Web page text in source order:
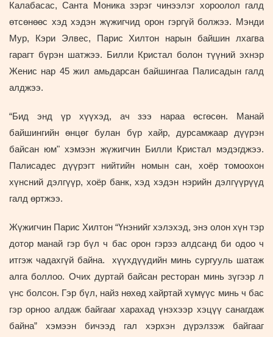
Калабасас, Санта Моника зэрэг чинээлэг хороолол галд
өтсөнөөс хэд хэдэн жүжигчид орон гэргүй болжээ. Мэнди
Мур, Кэри Элвес, Парис Хилтон нарын байшин лхагва
гарагт бүрэн шатжээ. Билли Кристал болон түүний эхнэр
Женис нар 45 жил амьдарсан байшингаа Палисадын галд
алджээ.
“Бид энд үр хүүхэд, ач зээ нараа өсгөсөн. Манай
байшингийн өнцөг булан бүр хайр, дурсамжаар дүүрэн
байсан юм" хэмээн жүжигчин Билли Кристал мэдэгджээ.
Палисадес дүүрэгт нийтийн номын сан, хоёр томоохон
хүнсний дэлгүүр, хоёр банк, хэд хэдэн нэрийн дэлгүүрүүд
галд өртжээ.
Жүжигчин Парис Хилтон “Үнэнийг хэлэхэд, энэ олон хүн тэр
дотор манай гэр бүл ч бас орон гэрээ алдсанд би одоо ч
итгэж чадахгүй байна. хүүхдүүдийн минь сургууль шатаж
алга боллоо. Очих дуртай байсан ресторан минь зүгээр л
үнс болсон. Гэр бүл, найз нөхөд хайртай хүмүүс минь ч бас
гэр орноо алдаж байгааг харахад үнэхээр хэцүү санагдаж
байна” хэмээн бичээд гал хэрхэн дүрэлзэж байгааг